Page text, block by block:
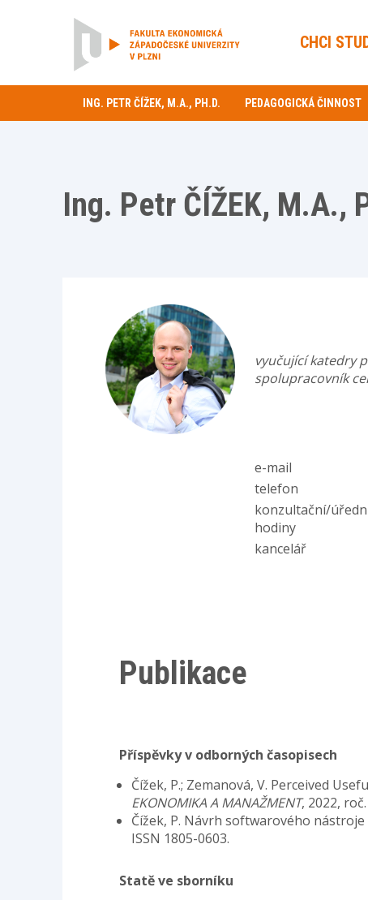
CHCI
ING. PETR ČÍŽEK, M.A., PH.D. PEDAGOGICKÁ ČINNOST
Ing. Petr ČÍŽEK, M.A.,
vyučující katedry
spolupracovník
e-mail
telefon
konzultační/
hodiny
kancelář
Publikace
Příspěvky v odborných časopisech
Čížek, P.; Zemanová, V. Perceived
EKONOMIKA A MANAŽMENT, 2022,
Čížek, P. Návrh softwarového
ISSN 1805-0603.
Statě ve sborníku